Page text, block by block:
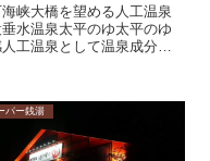
峡大橋を望める人工温泉
水温泉太平のゆ太平のゆ
工温泉として温泉成分は
・塩化物泉（低張性・ア
リ性）とし、つるつるの無
明美人の湯とある。確かに
成分ならつる...
パー銭湯